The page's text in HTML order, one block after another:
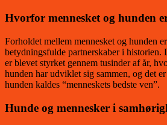
Hvorfor mennesket og hunden
Forholdet mellem mennesket og hunden
betydningsfulde partnerskaber i historien.
er blevet styrket gennem tusinder af år,
hunden har udviklet sig sammen, og det
hunden kaldes “menneskets bedste ven”.
Hunde og mennesker i